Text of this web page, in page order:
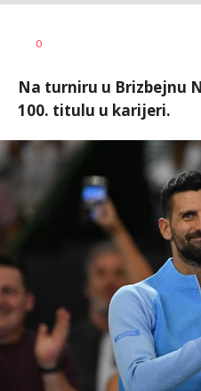
AUTOR
0
Na turniru u Brizbejnu
100. titulu u karijeri.